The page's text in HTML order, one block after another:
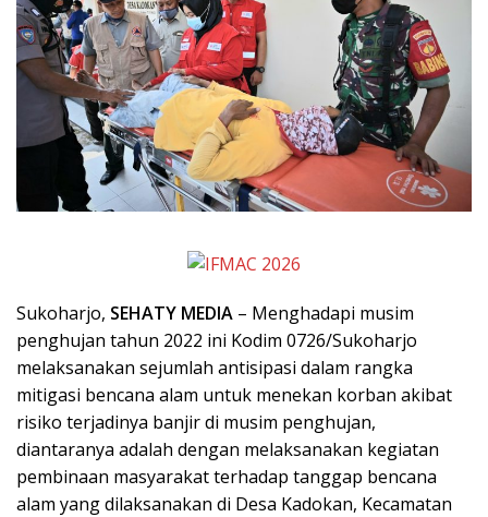
Sukoharjo, SEHATY MEDIA – Menghadapi musim
penghujan tahun 2022 ini Kodim 0726/Sukoharjo
melaksanakan sejumlah antisipasi dalam rangka
mitigasi bencana alam untuk menekan korban akibat
risiko terjadinya banjir di musim penghujan,
diantaranya adalah dengan melaksanakan kegiatan
pembinaan masyarakat terhadap tanggap bencana
alam yang dilaksanakan di Desa Kadokan, Kecamatan